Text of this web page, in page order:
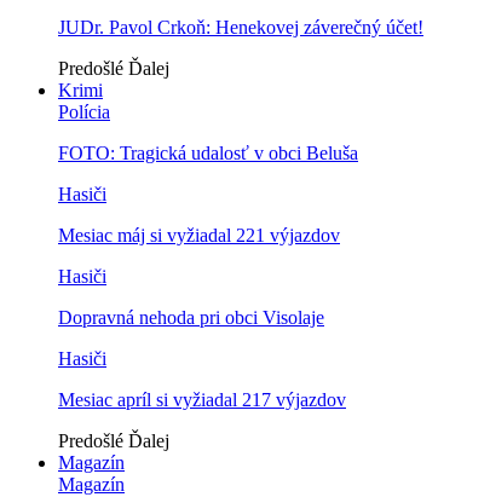
JUDr. Pavol Crkoň: Henekovej záverečný účet!
Predošlé Ďalej
Krimi
Polícia
FOTO: Tragická udalosť v obci Beluša
Hasiči
Mesiac máj si vyžiadal 221 výjazdov
Hasiči
Dopravná nehoda pri obci Visolaje
Hasiči
Mesiac apríl si vyžiadal 217 výjazdov
Predošlé Ďalej
Magazín
Magazín